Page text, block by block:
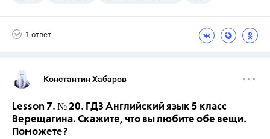
1 ответ
Константин Хабаров
Lesson 7. № 20. ГДЗ Английский язык 5 класс
Верещагина. Скажите, что вы любите обе вещи.
Поможете?